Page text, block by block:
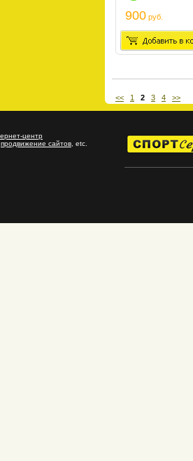
900 руб.
<< 1 2 3 4 >>
продвижение сайтов , etc.